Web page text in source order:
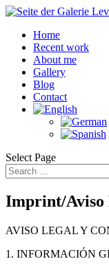
Home
Recent work
About me
Gallery
Blog
Contact
Select Page
Imprint/Aviso
AVISO LEGAL Y
1. INFORMACIÓN